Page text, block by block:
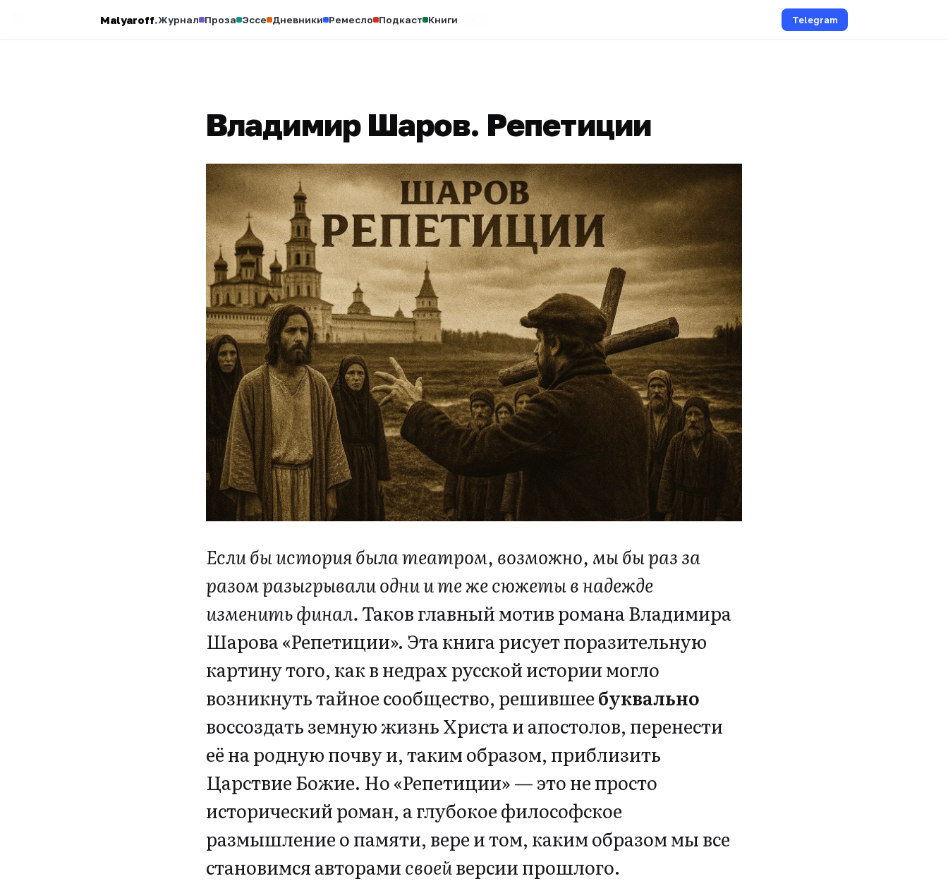
Malyaroff.Журнал Проза Эссе Дневники Ремесло Подкаст Книги Telegram
Владимир Шаров. Репетиции
Если бы история была театром, возможно, мы бы раз за
разом разыгрывали одни и те же сюжеты в надежде
изменить финал.Таков главный мотив романа Владимира
Шарова «Репетиции». Эта книга рисует поразительную
картину того, как в недрах русской истории могло
возникнуть тайное сообщество, решившеебуквально
воссоздать земную жизнь Христа и апостолов, перенести
её на родную почву и, таким образом, приблизить
Царствие Божие. Но «Репетиции» — это не просто
исторический роман, а глубокое философское
размышление о памяти, вере и том, каким образом мы все
становимся авторамисвоейверсии прошлого.